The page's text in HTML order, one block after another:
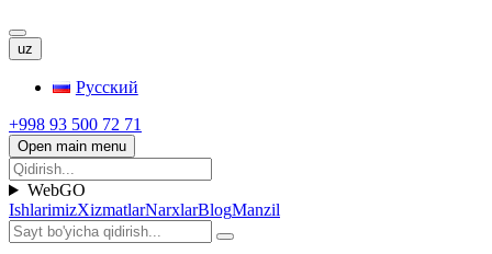
uz
Русский
+998 93 500 72 71
Open main menu
WebGO
IshlarimizXizmatlarNarxlarBlogManzil